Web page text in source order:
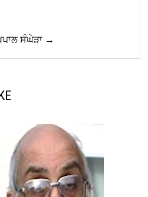
ਸੰਘੇੜਾ →